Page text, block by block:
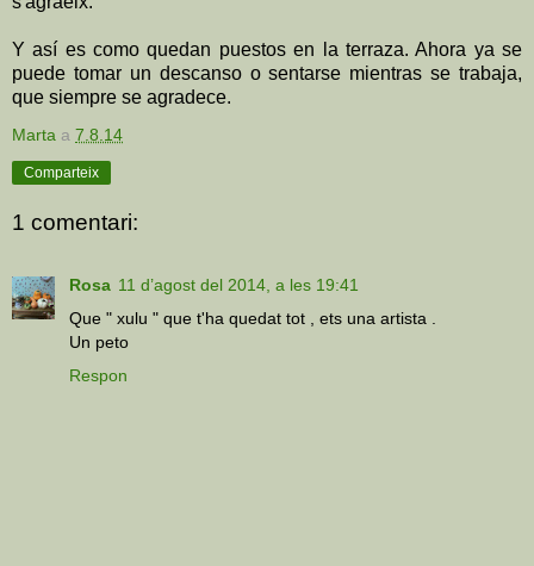
Y así es como quedan puestos en la terraza. Ahora ya se
puede tomar un descanso o sentarse mientras se trabaja,
que siempre se agradece.
Marta a 7.8.14
Comparteix
1 comentari:
Rosa 11 d’agost del 2014, a les 19:41
Que " xulu " que t'ha quedat tot , ets una artista .
Un peto
Respon